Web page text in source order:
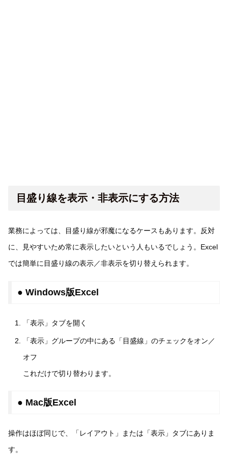
目盛り線を表示・非表示にする方法
業務によっては、目盛り線が邪魔になるケースもあります。反対
に、見やすいため常に表示したいという人もいるでしょう。Excel
では簡単に目盛り線の表示／非表示を切り替えられます。
● Windows版Excel
「表示」タブを開く
「表示」グループの中にある「目盛線」のチェックをオン／
オフ
これだけで切り替わります。
● Mac版Excel
操作はほぼ同じで、「レイアウト」または「表示」タブにありま
す。